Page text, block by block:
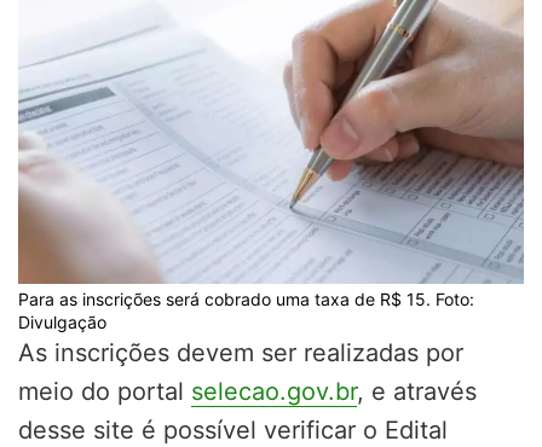
Para as inscrições será cobrado uma taxa de R$ 15. Foto:
Divulgação
As inscrições devem ser realizadas por
meio do portal selecao.gov.br, e através
desse site é possível verificar o Edital